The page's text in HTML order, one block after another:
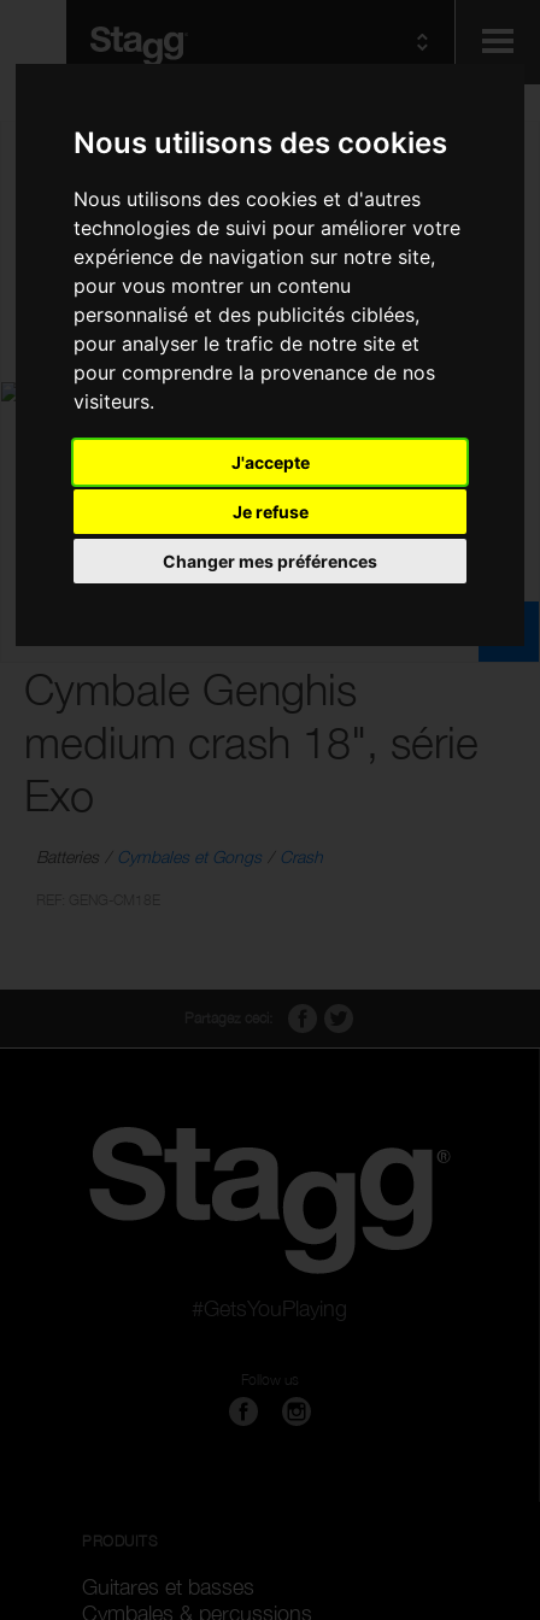
Nous utilisons des cookies
Nous utilisons des cookies et d'autres
technologies de suivi pour améliorer votre
expérience de navigation sur notre site,
pour vous montrer un contenu
personnalisé et des publicités ciblées,
pour analyser le trafic de notre site et
pour comprendre la provenance de nos
visiteurs.
J'accepte
Je refuse
Changer mes préférences
Audio &
Lighting
Cymbale Genghis
medium crash 18", série
Exo
Batteries Cymbales et Gongs Crash
#GetsYouPlaying
Follow us
PRODUITS
Guitares et basses
Cymbales & percussions